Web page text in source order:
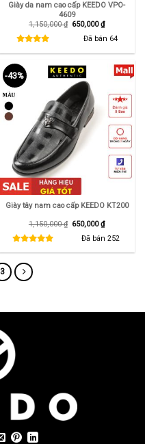
Giày da nam cao cấp KEEDO VPO-
4609
1,150,000₫ Giá
650,000₫Giá
hiện
tại
Đã bán 64
-43%
Giày tây nam cao cấp KEEDO KT200
1,150,000₫ Giá
1,150,000 ₫.
650,000₫Giá
hiện
tại
là:
650,000 ₫.
Đã bán 252
3